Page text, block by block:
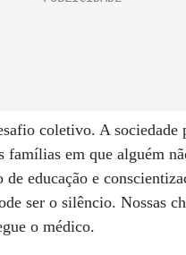
coletivo. A sociedade
famílias em que alguém
educação e
ser o silêncio. Nossas
o médico.